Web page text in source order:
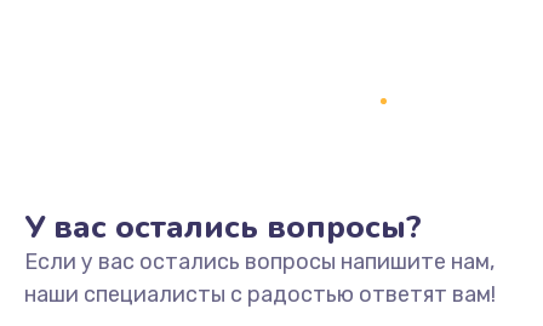
У вас остались вопросы?
Если у вас остались вопросы напишите нам,
наши специалисты с радостью ответят вам!